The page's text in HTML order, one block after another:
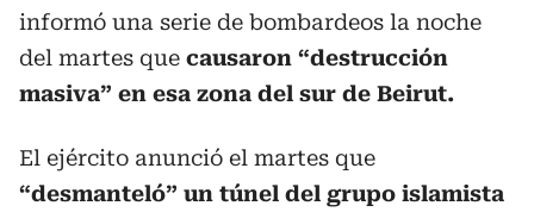
informó una serie de bombardeos la noche
del martes que causaron “destrucción
masiva” en esa zona del sur de Beirut.
El ejército anunció el martes que
“desmanteló” un túnel del grupo islamista